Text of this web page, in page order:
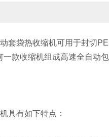
袋热收缩机可用于封切PE
款收缩机组成高速全自动包
有如下特点：